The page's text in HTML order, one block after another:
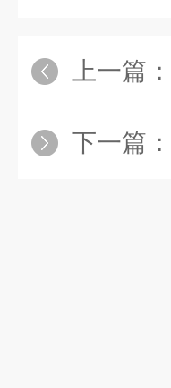
上一篇：
下一篇：